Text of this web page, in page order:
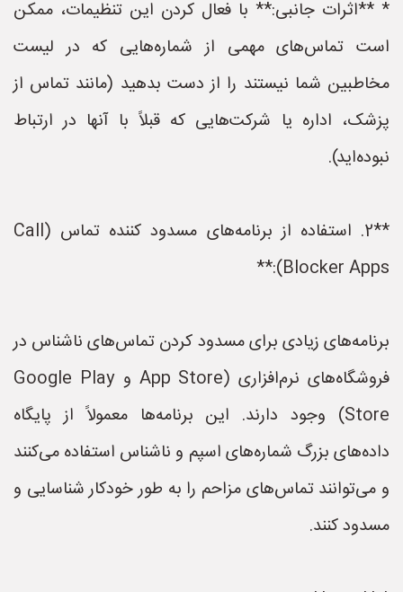
* **اثرات جانبی:** با فعال کردن این تنظیمات، ممکن
است تماس‌های مهمی از شماره‌هایی که در لیست
مخاطبین شما نیستند را از دست بدهید (مانند تماس از
پزشک، اداره یا شرکت‌هایی که قبلاً با آنها در ارتباط
نبوده‌اید).
**2. استفاده از برنامه‌های مسدود کننده تماس (Call
Blocker Apps):**
برنامه‌های زیادی برای مسدود کردن تماس‌های ناشناس در
فروشگاه‌های نرم‌افزاری (App Store و Google Play
Store) وجود دارند. این برنامه‌ها معمولاً از پایگاه
داده‌های بزرگ شماره‌های اسپم و ناشناس استفاده می‌کنند
و می‌توانند تماس‌های مزاحم را به طور خودکار شناسایی و
مسدود کنند.